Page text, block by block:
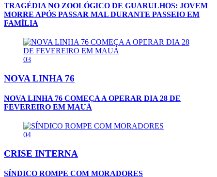
TRAGÉDIA NO ZOOLÓGICO DE GUARULHOS: JOVEM
MORRE APÓS PASSAR MAL DURANTE PASSEIO EM
FAMÍLIA
03
NOVA LINHA 76
NOVA LINHA 76 COMEÇA A OPERAR DIA 28 DE
FEVEREIRO EM MAUÁ
04
CRISE INTERNA
SÍNDICO ROMPE COM MORADORES